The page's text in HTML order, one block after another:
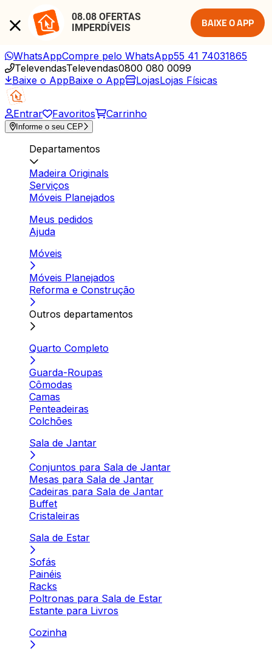
08.08 OFERTAS
IMPERDÍVEIS
BAIXE O APP
WhatsAppCompre pelo WhatsApp55 41 74031865
TelevendasTelevendas0800 080 0099
Baixe o AppBaixe o App LojasLojas Físicas
Entrar Favoritos Carrinho
Informe o seu CEP
Departamentos
Madeira Originals
Serviços
Móveis Planejados
Meus pedidos
Ajuda
Móveis
Móveis Planejados
Reforma e Construção
Outros departamentos
Quarto Completo
Guarda-Roupas
Cômodas
Camas
Penteadeiras
Colchões
Sala de Jantar
Conjuntos para Sala de Jantar
Mesas para Sala de Jantar
Cadeiras para Sala de Jantar
Buffet
Cristaleiras
Sala de Estar
Sofás
Painéis
Racks
Poltronas para Sala de Estar
Estante para Livros
Cozinha